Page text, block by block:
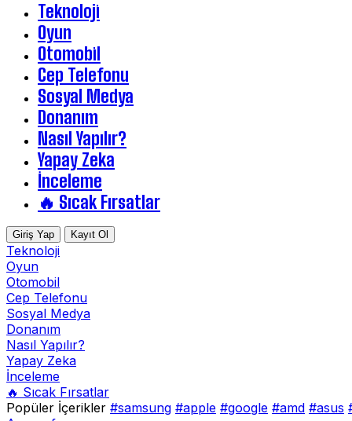
Teknoloji
Oyun
Otomobil
Cep Telefonu
Sosyal Medya
Donanım
Nasıl Yapılır?
Yapay Zeka
İnceleme
🔥 Sıcak Fırsatlar
Giriş Yap Kayıt Ol
Teknoloji
Oyun
Otomobil
Cep Telefonu
Sosyal Medya
Donanım
Nasıl Yapılır?
Yapay Zeka
İnceleme
🔥 Sıcak Fırsatlar
Popüler İçerikler #samsung #apple #google #amd #asus